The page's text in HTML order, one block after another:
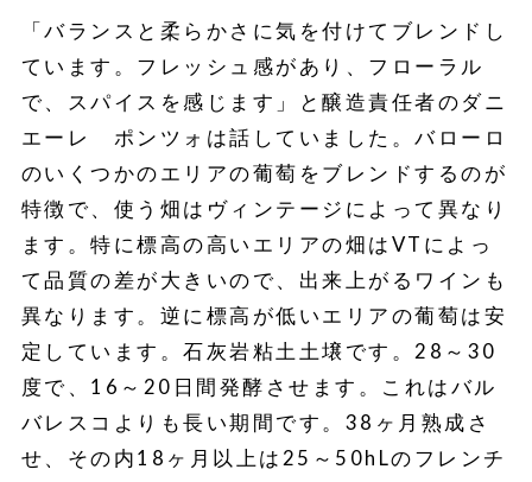
「バランスと柔らかさに気を付けてブレンドし
ています。フレッシュ感があり、フローラル
で、スパイスを感じます」と醸造責任者のダニ
エーレ ポンツォは話していました。バローロ
のいくつかのエリアの葡萄をブレンドするのが
特徴で、使う畑はヴィンテージによって異なり
ます。特に標高の高いエリアの畑はVTによっ
て品質の差が大きいので、出来上がるワインも
異なります。逆に標高が低いエリアの葡萄は安
定しています。石灰岩粘土土壌です。28～30
度で、16～20日間発酵させます。これはバル
バレスコよりも長い期間です。38ヶ月熟成さ
せ、その内18ヶ月以上は25～50hLのフレンチ